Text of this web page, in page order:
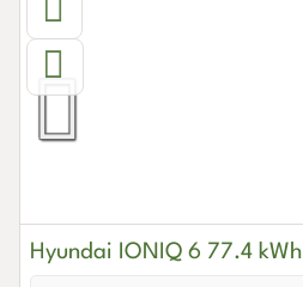
Hyundai IONIQ 6 77.4 kWh